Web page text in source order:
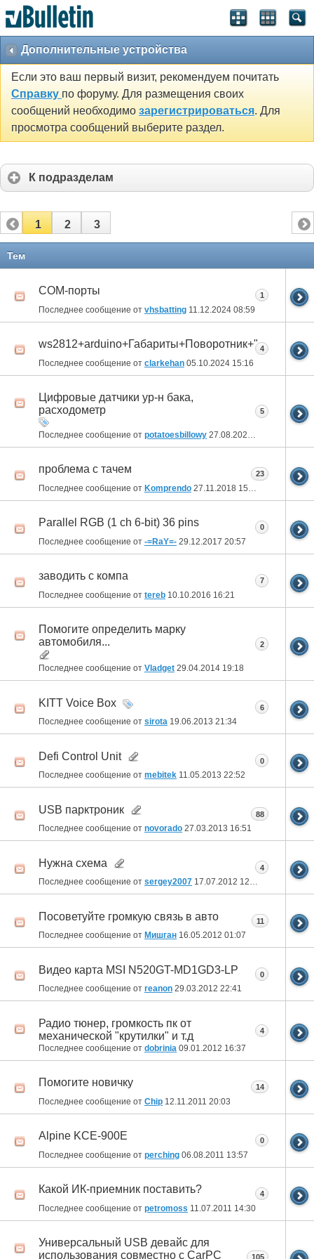
Дополнительные устройства
Если это ваш первый визит, рекомендуем почитать
Справку по форуму. Для размещения своих
сообщений необходимо зарегистрироваться. Для
просмотра сообщений выберите раздел.
К подразделам
1 2 3
Тем
СОМ-порты
Последнее сообщение от vhsbatting 11.12.2024 08:59
1
Последнее сообщение от clarkehan 05.10.2024 15:16
4
Цифровые датчики ур-н бака,
расходометр
Последнее сообщение от potatoesbillowy 27.08.2024 13:59
5
проблема с тачем
Последнее сообщение от Komprendo 27.11.2018 15:08
23
Parallel RGB (1 ch 6-bit) 36 pins
Последнее сообщение от -=RaY=- 29.12.2017 20:57
0
заводить с компа
Последнее сообщение от tereb 10.10.2016 16:21
7
Помогите определить марку
автомобиля...
Последнее сообщение от Vladget 29.04.2014 19:18
2
KITT Voice Box
Последнее сообщение от sirota 19.06.2013 21:34
6
Defi Control Unit
Последнее сообщение от mebitek 11.05.2013 22:52
0
USB парктроник
Последнее сообщение от novorado 27.03.2013 16:51
88
Нужна схема
Последнее сообщение от sergey2007 17.07.2012 12:26
4
Посоветуйте громкую связь в авто
Последнее сообщение от Мишган 16.05.2012 01:07
11
Видео карта MSI N520GT-MD1GD3-LP
Последнее сообщение от reanon 29.03.2012 22:41
0
Радио тюнер, громкость пк от
механической "крутилки" и т.д
Последнее сообщение от dobrinia 09.01.2012 16:37
4
Помогите новичку
Последнее сообщение от Chip 12.11.2011 20:03
14
Alpine KCE-900E
Последнее сообщение от perching 06.08.2011 13:57
0
Какой ИК-приемник поставить?
Последнее сообщение от petromoss 11.07.2011 14:30
4
Универсальный USB девайс для
использования совместно с CarPC
105